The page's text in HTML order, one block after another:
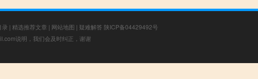
录 | 精选推荐文章 | 网站地图 | 疑难解答 陕ICP备04429492号
说明，我们会及时纠正，谢谢